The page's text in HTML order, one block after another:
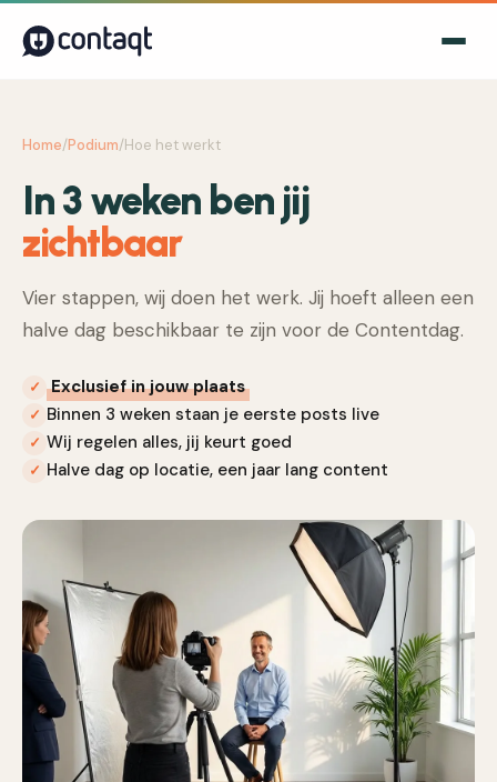
Home/Podium/Hoe het werkt
In 3 weken ben jij
zichtbaar
Vier stappen, wij doen het werk. Jij hoeft alleen een
halve dag beschikbaar te zijn voor de Contentdag.
✓ Exclusief in jouw plaats
✓ Binnen 3 weken staan je eerste posts live
✓ Wij regelen alles, jij keurt goed
✓ Halve dag op locatie, een jaar lang content